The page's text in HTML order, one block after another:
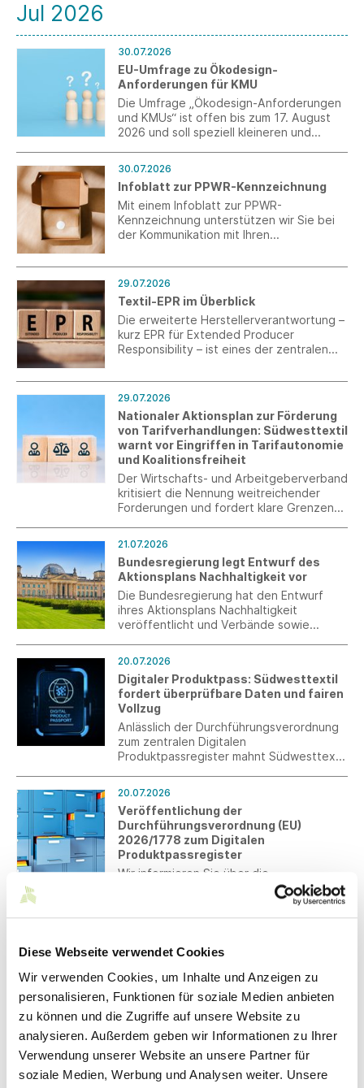
Diese Webseite verwendet Cookies
Wir verwenden Cookies, um Inhalte und Anzeigen zu
personalisieren, Funktionen für soziale Medien anbieten
zu können und die Zugriffe auf unsere Website zu
analysieren. Außerdem geben wir Informationen zu Ihrer
Verwendung unserer Website an unsere Partner für
soziale Medien, Werbung und Analysen weiter. Unsere
Jul 2026
30.07.2026
EU-Umfrage zu Ökodesign-
Anforderungen für KMU
Die Umfrage „Ökodesign-Anforderungen
und KMUs“ ist offen bis zum 17. August
2026 und soll speziell kleineren und
30.07.2026
Infoblatt zur PPWR-Kennzeichnung
Mit einem Infoblatt zur PPWR-
Kennzeichnung unterstützen wir Sie bei
der Kommunikation mit Ihren
29.07.2026
Textil-EPR im Überblick
Die erweiterte Herstellerverantwortung –
kurz EPR für Extended Producer
Responsibility – ist eines der zentralen
die Textilbranche in den kommenden
Jahren begleiten wird. Unsere neue
Textil-EPR-Übersicht bündelt den
aktuellen Stand über die relevanten
Export- und Zielmärkte hinweg und macht
auf einen Blick sichtbar, wo bereits
Pflichten bestehen und wo Systeme
derzeit noch im Aufbau sind.
29.07.2026
Nationaler Aktionsplan zur Förderung
von Tarifverhandlungen: Südwesttextil
warnt vor Eingriffen in Tarifautonomie
und Koalitionsfreiheit
Der Wirtschafts- und Arbeitgeberverband
kritisiert die Nennung weitreichender
Forderungen und fordert klare Grenzen
21.07.2026
Bundesregierung legt Entwurf des
Aktionsplans Nachhaltigkeit vor
Die Bundesregierung hat den Entwurf
ihres Aktionsplans Nachhaltigkeit
veröffentlicht und Verbände sowie
neuen gesetzlichen Vorgaben, gibt
jedoch die politischen Schwerpunkte der
Bundesregierung für die kommenden
Jahre vor.
20.07.2026
Digitaler Produktpass: Südwesttextil
fordert überprüfbare Daten und fairen
Vollzug
Anlässlich der Durchführungsverordnung
zum zentralen Digitalen
Produktpassregister mahnt Südwesttextil
wirksamer Marktüberwachung kann ein
fairer Wettbewerb sichergestellt werden.
20.07.2026
Veröffentlichung der
Durchführungsverordnung (EU)
2026/1778 zum Digitalen
Produktpassregister
Wir informieren Sie über die
Durchführungsverordnung (EU)
2026/1778 zum Digitalen
Rahmen der Ökodesign-Verordnung
(ESPR).
EUDR: BMLEH legt Referentenentwurf
für nationales Durchführungsgesetz
vor
Das Bundesministerium für
Landwirtschaft, Ernährung und Heimat
(BMLEH) hat den Referentenentwurf für
das nationale Durchführungsgesetz zur
EU-Entwaldungsverordnung (EUDR)
vorgelegt und zur Verbändeanhörung
14.07.2026